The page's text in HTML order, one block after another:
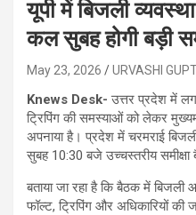
यूपी में बिजली
कल सुबह होगी बड़ी
May 23, 2026 URVASHI
Knews Desk-उत्तर प्रदेश में
ट्रिपिंग की समस्याओं को लेकर
अपनाया है। प्रदेश में चरमराई
सुबह 10:30 बजे उच्चस्तरीय
बताया जा रहा है कि बैठक में बिजली
फॉल्ट, ट्रिपिंग और अधिकारियों की